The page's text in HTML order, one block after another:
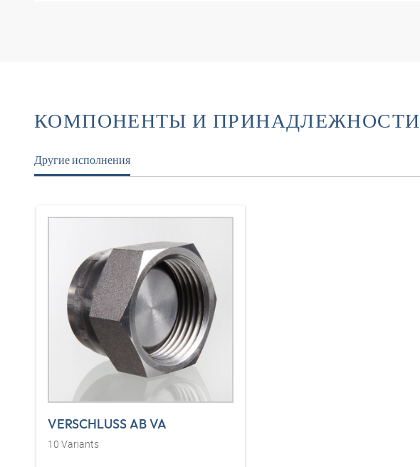
КОМПОНЕНТЫ И ПРИНАДЛЕЖНОСТИ
Другие исполнения
VERSCHLUSS AB VA
10 Variants